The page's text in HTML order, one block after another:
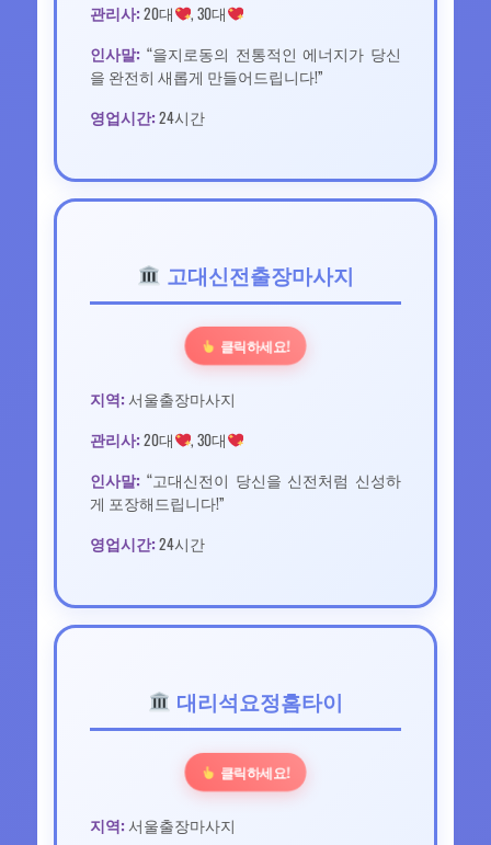
관리사: 20대 , 30대
인사말: “을지로동의 전통적인 에너지가 당신
을 완전히 새롭게 만들어드립니다!”
영업시간: 24시간
고대신전출장마사지
클릭하세요!
지역: 서울출장마사지
관리사: 20대 , 30대
인사말: “고대신전이 당신을 신전처럼 신성하
게 포장해드립니다!”
영업시간: 24시간
대리석요정홈타이
클릭하세요!
지역: 서울출장마사지